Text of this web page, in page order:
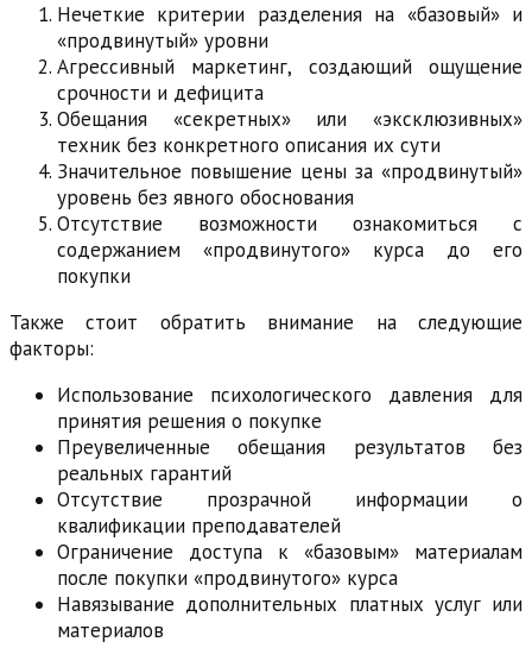
Нечеткие критерии разделения на «базовый» и
«продвинутый» уровни
Агрессивный маркетинг, создающий ощущение
срочности и дефицита
Обещания «секретных» или «эксклюзивных»
техник без конкретного описания их сути
Значительное повышение цены за «продвинутый»
уровень без явного обоснования
Отсутствие возможности ознакомиться с
содержанием «продвинутого» курса до его
покупки
Также стоит обратить внимание на следующие
факторы:
Использование психологического давления для
принятия решения о покупке
Преувеличенные обещания результатов без
реальных гарантий
Отсутствие прозрачной информации о
квалификации преподавателей
Ограничение доступа к «базовым» материалам
после покупки «продвинутого» курса
Навязывание дополнительных платных услуг или
материалов